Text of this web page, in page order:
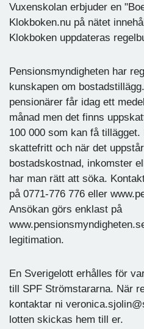
Vuxenskolan erbjuder en
Klokboken.nu på nätet
Klokboken uppdateras
Pensionsmyndigheten har
kunskapen om
pensionärer får idag ett
månad men det finns
100 000 som kan få
skattefritt och när det
bostadskostnad, inkomster
har man rätt att söka.
på 0771-776 776 eller
Ansökan görs enklast på
legitimation.
En Sverigelott erhålles för
till SPF Strömstararna. När
kontaktar ni
lotten skickas hem till er.